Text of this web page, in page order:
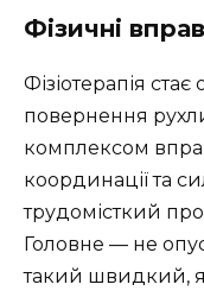
Фізичні
Фізіотерапія
повернення
комплексом
координації та
трудомісткий
Головне — не
такий швидкий,